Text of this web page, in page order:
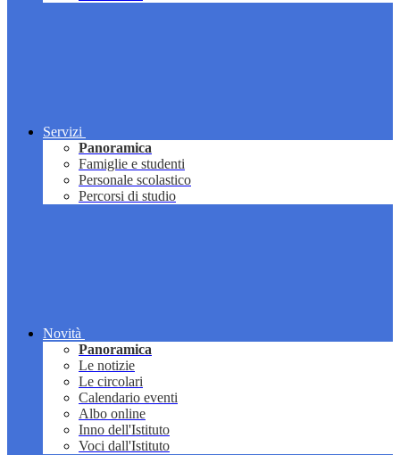
Servizi
Panoramica
Famiglie e studenti
Personale scolastico
Percorsi di studio
Novità
Panoramica
Le notizie
Le circolari
Calendario eventi
Albo online
Inno dell'Istituto
Voci dall'Istituto